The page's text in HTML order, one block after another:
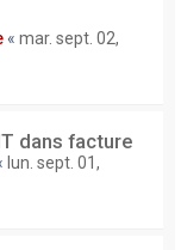
« mar. sept. 02,
dans facture
lun. sept. 01,